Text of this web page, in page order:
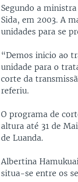
Segundo a
Sida, em 2003. A
unidades para se
“Demos inicio ao
unidade para o
corte da
referiu.
O programa de
altura até 31 de
de Luanda.
Albertina
situa-se entre os